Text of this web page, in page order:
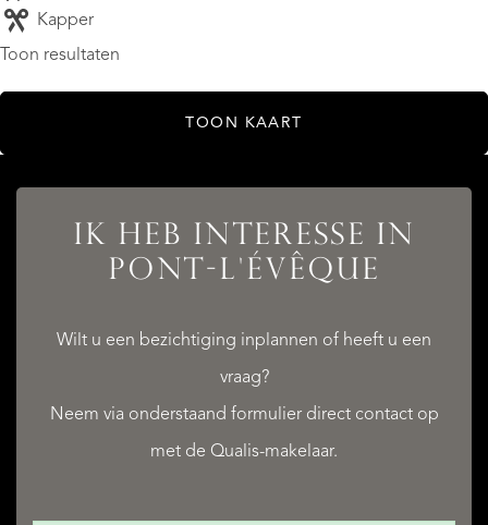
Kapper
Toon resultaten
TOON KAART
IK HEB INTERESSE IN
PONT-L'ÉVÊQUE
Wilt u een bezichtiging inplannen of heeft u een
vraag?
Neem via onderstaand formulier direct contact op
met de Qualis-makelaar.